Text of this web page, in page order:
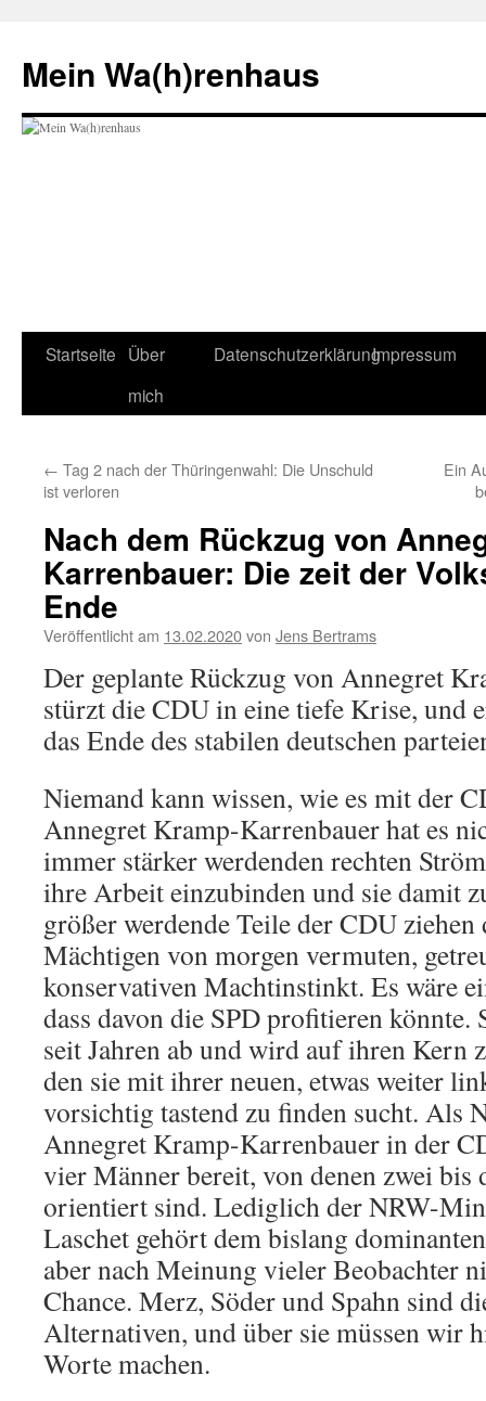
springen
Mein Wa(h)renhaus
Startseite Über
mich
DatenschutzerklärungImpressum
← Tag 2 nach der Thüringenwahl: Die Unschuld
ist verloren
Ein
Nach dem Rückzug von
Karrenbauer: Die zeit der
Ende
Veröffentlicht am 13.02.2020von Jens Bertrams
Der geplante Rückzug von Annegret
stürzt die CDU in eine tiefe Krise, und
das Ende des stabilen deutschen
Niemand kann wissen, wie es mit der
Annegret Kramp-Karrenbauer hat es
immer stärker werdenden rechten
ihre Arbeit einzubinden und sie damit
größer werdende Teile der CDU
Mächtigen von morgen vermuten,
konservativen Machtinstinkt. Es wäre
dass davon die SPD profitieren
seit Jahren ab und wird auf ihren Kern
den sie mit ihrer neuen, etwas weiter
vorsichtig tastend zu finden sucht. Als
Annegret Kramp-Karrenbauer in der
vier Männer bereit, von denen zwei bis
orientiert sind. Lediglich der NRW-
Laschet gehört dem bislang
aber nach Meinung vieler Beobachter
Chance. Merz, Söder und Spahn sind
Alternativen, und über sie müssen wir
Worte machen.